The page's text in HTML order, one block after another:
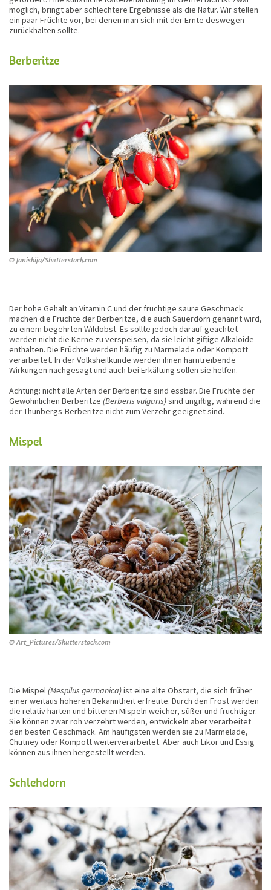
möglich, bringt aber schlechtere Ergebnisse als die Natur. Wir stellen
ein paar Früchte vor, bei denen man sich mit der Ernte deswegen
zurückhalten sollte.
Berberitze
© Janisbija/Shutterstock.com
Der hohe Gehalt an Vitamin C und der fruchtige saure Geschmack
machen die Früchte der Berberitze, die auch Sauerdorn genannt wird,
zu einem begehrten Wildobst. Es sollte jedoch darauf geachtet
werden nicht die Kerne zu verspeisen, da sie leicht giftige Alkaloide
enthalten. Die Früchte werden häufig zu Marmelade oder Kompott
verarbeitet. In der Volksheilkunde werden ihnen harntreibende
Wirkungen nachgesagt und auch bei Erkältung sollen sie helfen.
Achtung: nicht alle Arten der Berberitze sind essbar. Die Früchte der
Gewöhnlichen Berberitze (Berberis vulgaris)sind ungiftig, während die
der Thunbergs-Berberitze nicht zum Verzehr geeignet sind.
Mispel
© Art_Pictures/Shutterstock.com
Die Mispel (Mespilus germanica)ist eine alte Obstart, die sich früher
einer weitaus höheren Bekanntheit erfreute. Durch den Frost werden
die relativ harten und bitteren Mispeln weicher, süßer und fruchtiger.
Sie können zwar roh verzehrt werden, entwickeln aber verarbeitet
den besten Geschmack. Am häufigsten werden sie zu Marmelade,
Chutney oder Kompott weiterverarbeitet. Aber auch Likör und Essig
können aus ihnen hergestellt werden.
Schlehdorn